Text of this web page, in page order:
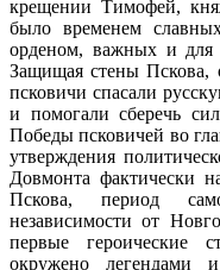
крещении Тимофей,
было временем
орденом, важных и для
Защищая стены Пскова,
псковичи спасали
и помогали сберечь
Победы псковичей во
утверждения
Довмонта фактически
Пскова, период
независимости от
первые героические
окружено легендами